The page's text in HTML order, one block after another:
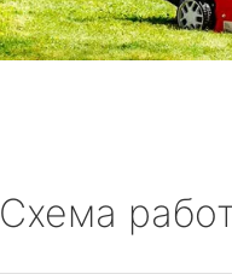
Схема